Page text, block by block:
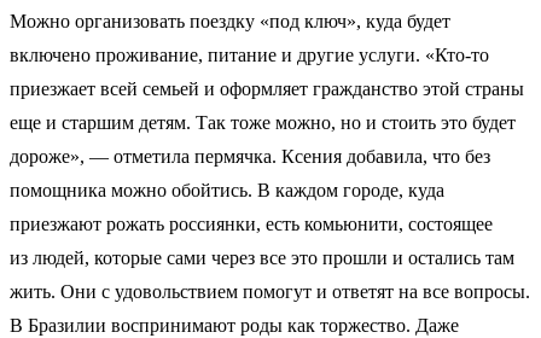
Можно организовать поездку «под ключ», куда будет
включено проживание, питание и другие услуги. «Кто-то
приезжает всей семьей и оформляет гражданство этой страны
еще и старшим детям. Так тоже можно, но и стоить это будет
дороже», — отметила пермячка. Ксения добавила, что без
помощника можно обойтись. В каждом городе, куда
приезжают рожать россиянки, есть комьюнити, состоящее
из людей, которые сами через все это прошли и остались там
жить. Они с удовольствием помогут и ответят на все вопросы.
В Бразилии воспринимают роды как торжество. Даже